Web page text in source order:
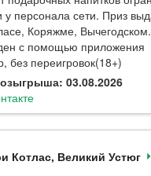
у персонала сети. Приз
Коряжме,
с помощью приложения
без переигровок(18+)
03.08.2026
Котлас, Великий Устюг